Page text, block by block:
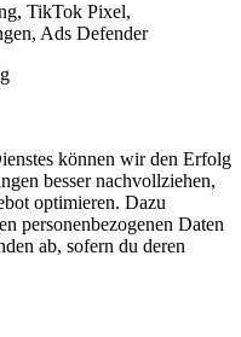
TikTok Pixel,
Ads Defender
können wir den Erfolg
besser nachvollziehen,
optimieren. Dazu
personenbezogenen Daten
ab, sofern du deren